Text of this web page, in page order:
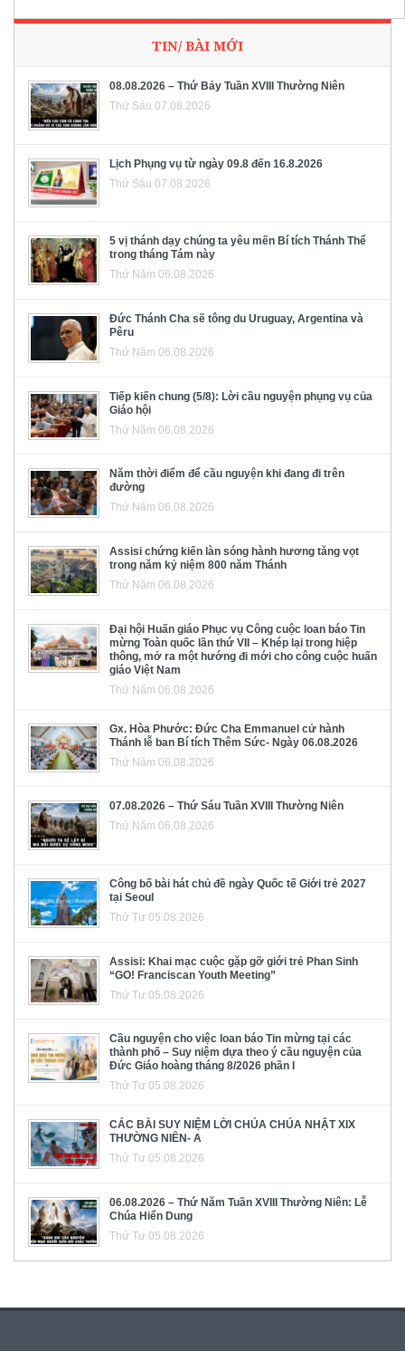
TIN/ BÀI MỚI
08.08.2026 – Thứ Bảy Tuần XVIII Thường Niên
Thứ Sáu 07.08.2026
Lịch Phụng vụ từ ngày 09.8 đến 16.8.2026
Thứ Sáu 07.08.2026
5 vị thánh dạy chúng ta yêu mến Bí tích Thánh Thể
trong tháng Tám này
Thứ Năm 06.08.2026
Đức Thánh Cha sẽ tông du Uruguay, Argentina và
Pêru
Thứ Năm 06.08.2026
Tiếp kiến chung (5/8): Lời cầu nguyện phụng vụ của
Giáo hội
Thứ Năm 06.08.2026
Năm thời điểm để cầu nguyện khi đang đi trên
đường
Thứ Năm 06.08.2026
Assisi chứng kiến làn sóng hành hương tăng vọt
trong năm kỷ niệm 800 năm Thánh
Thứ Năm 06.08.2026
Đại hội Huấn giáo Phục vụ Công cuộc loan báo Tin
mừng Toàn quốc lần thứ VII – Khép lại trong hiệp
thông, mở ra một hướng đi mới cho công cuộc huấn
giáo Việt Nam
Thứ Năm 06.08.2026
Gx. Hòa Phước: Đức Cha Emmanuel cử hành
Thánh lễ ban Bí tích Thêm Sức- Ngày 06.08.2026
Thứ Năm 06.08.2026
07.08.2026 – Thứ Sáu Tuần XVIII Thường Niên
Thứ Năm 06.08.2026
Công bố bài hát chủ đề ngày Quốc tế Giới trẻ 2027
tại Seoul
Thứ Tư 05.08.2026
Assisi: Khai mạc cuộc gặp gỡ giới trẻ Phan Sinh
“GO! Franciscan Youth Meeting”
Thứ Tư 05.08.2026
Cầu nguyện cho việc loan báo Tin mừng tại các
thành phố – Suy niệm dựa theo ý cầu nguyện của
Đức Giáo hoàng tháng 8/2026 phần I
Thứ Tư 05.08.2026
CÁC BÀI SUY NIỆM LỜI CHÚA CHÚA NHẬT XIX
THƯỜNG NIÊN- A
Thứ Tư 05.08.2026
06.08.2026 – Thứ Năm Tuần XVIII Thường Niên: Lễ
Chúa Hiển Dung
Thứ Tư 05.08.2026